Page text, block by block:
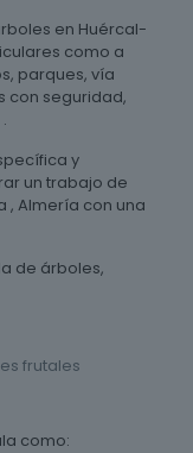
en Huércal-
como a
parques, vía
con seguridad,
y
un trabajo de
, Almería con una
de árboles,
frutales
como: